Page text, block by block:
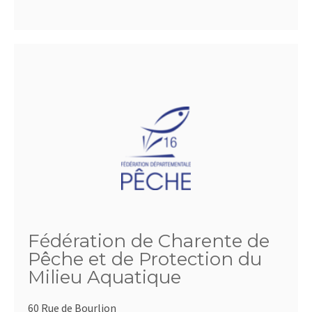
Fédération de Charente de
Pêche et de Protection du
Milieu Aquatique
60 Rue de Bourlion